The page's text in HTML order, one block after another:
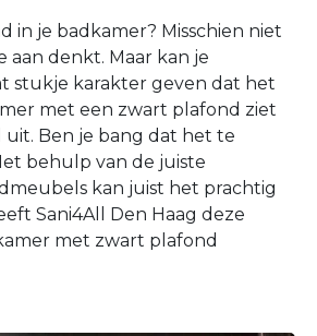
in je badkamer? Misschien niet
aan denkt. Maar kan je
stukje karakter geven dat het
met een zwart plafond ziet
Ben je bang dat het te
behulp van de juiste
kan juist het prachtig
Sani4All Den Haag deze
met zwart plafond